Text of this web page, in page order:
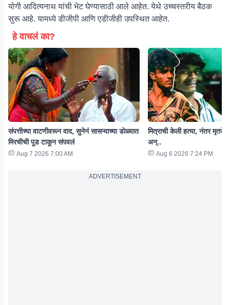
योगी आदित्यनाथ यांची भेट घेण्यासाठी आले आहेत. येथे उच्चस्तरीय बैठक
सुरू आहे. यामध्ये डीजीपी आणि एडीजीही उपस्थित आहेत.
हे वाचलं का?
संपत्तीच्या वाटणीवरून वाद, सुनेनं सासऱ्याच्या डोळ्यात
मिरचीची पूड टाकून संपवलं
Aug 7 2026 7:00 AM
मित्राची केली हत्या, नंतर
अन्..
Aug 6 2026 7:24 PM
ADVERTISEMENT